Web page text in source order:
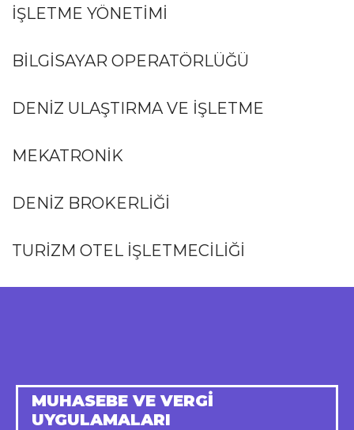
İŞLETME YÖNETIMI
BILGISAYAR OPERATÖRLÜĞÜ
DENIZ ULAŞTIRMA VE İŞLETME
MEKATRONIK
DENIZ BROKERLIĞI
TURIZM OTEL İŞLETMECILIĞI
MUHASEBE VE VERGI
UYGULAMALARI